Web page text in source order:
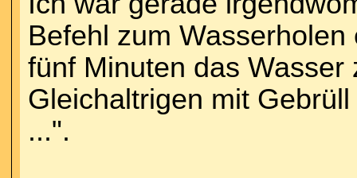
Befehl zum
fünf Minuten das
Gleichaltrigen mit
...".